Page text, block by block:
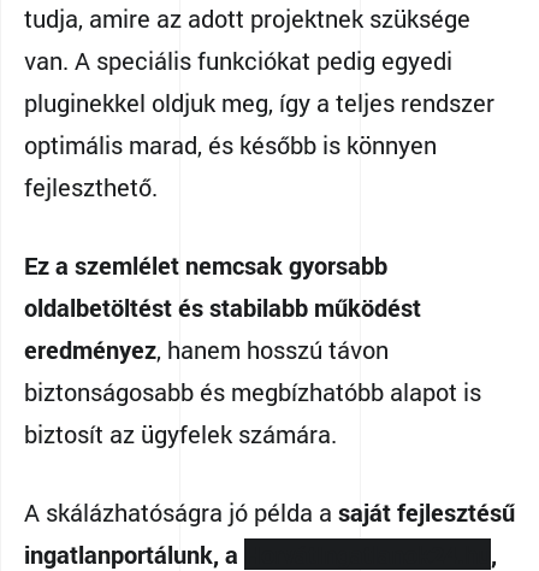
tudja, amire az adott projektnek szüksége
van. A speciális funkciókat pedig egyedi
pluginekkel oldjuk meg, így a teljes rendszer
optimális marad, és később is könnyen
fejleszthető.
Ez a szemlélet nemcsak gyorsabb
oldalbetöltést és stabilabb működést
eredményez, hanem hosszú távon
biztonságosabb és megbízhatóbb alapot is
biztosít az ügyfelek számára.
A skálázhatóságra jó példa a saját fejlesztésű
ingatlanportálunk, a
,